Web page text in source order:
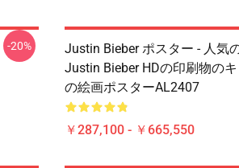
-20%
Justin Bieber ポスター - 人気
Justin Bieber HDの印刷物の
の絵画ポスターAL2407
￥287,100 - ￥665,550